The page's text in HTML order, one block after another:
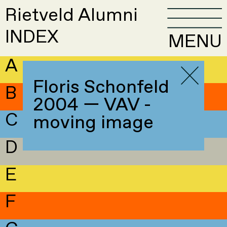
Rietveld Alumni
INDEX
MENU
A
B
C
D
E
F
Floris Schonfeld
2004 — VAV -
moving image